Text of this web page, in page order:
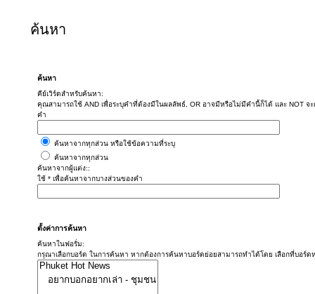
ค้นหา
ค้นหา
คีย์เวิร์ดสำหรับค้นหา:
คุณสามารถใช้ AND เพื่อระบุคำที่ต้องมีในผลลัพธ์, OR อาจมีหรือไม่มีคำนี้ก็ได้ และ NOT
คำ
ค้นหาจากทุกส่วน หรือใช้ข้อความที่ระบุ
ค้นหาจากทุกส่วน
ค้นหาจากผู้แต่ง::
ใช้ * เพื่อค้นหาจากบางส่วนของคำ
ตั้งค่าการค้นหา
ค้นหาในฟอรั่ม:
กรุณาเลือกบอร์ด ในการค้นหา หากต้องการค้นหาบอร์ดย่อยสามารถทำได้โดย เลือกที่บอร์